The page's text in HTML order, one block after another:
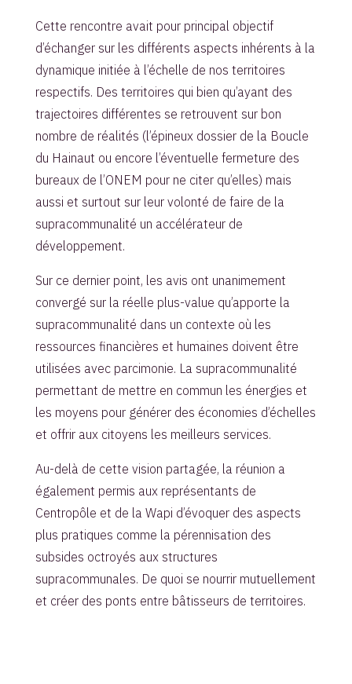
Cette rencontre avait pour principal objectif
d’échanger sur les différents aspects inhérents à la
dynamique initiée à l’échelle de nos territoires
respectifs. Des territoires qui bien qu’ayant des
trajectoires différentes se retrouvent sur bon
nombre de réalités (l’épineux dossier de la Boucle
du Hainaut ou encore l’éventuelle fermeture des
bureaux de l’ONEM pour ne citer qu’elles) mais
aussi et surtout sur leur volonté de faire de la
supracommunalité un accélérateur de
développement.
Sur ce dernier point, les avis ont unanimement
convergé sur la réelle plus-value qu’apporte la
supracommunalité dans un contexte où les
ressources financières et humaines doivent être
utilisées avec parcimonie. La supracommunalité
permettant de mettre en commun les énergies et
les moyens pour générer des économies d’échelles
et offrir aux citoyens les meilleurs services.
Au-delà de cette vision partagée, la réunion a
également permis aux représentants de
Centropôle et de la Wapi d’évoquer des aspects
plus pratiques comme la pérennisation des
subsides octroyés aux structures
supracommunales. De quoi se nourrir mutuellement
et créer des ponts entre bâtisseurs de territoires.